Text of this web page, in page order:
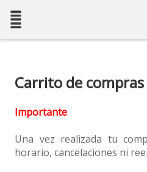
Carrito de compras
Importante
Una vez realizada tu
horario, cancelaciones ni